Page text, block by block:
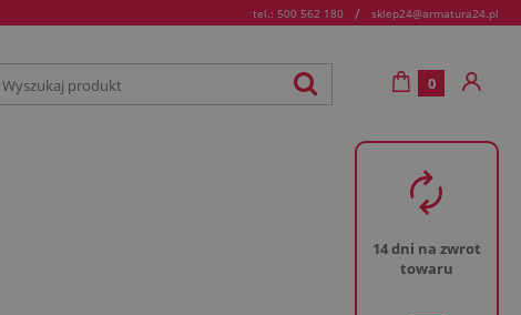
tel.: 500 562 180 / sklep24@armatura24.pl
0
14 dni na zwrot
towaru